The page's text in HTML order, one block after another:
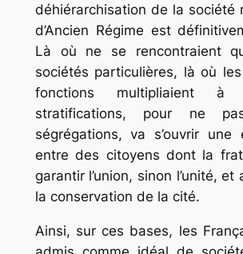
déhiérarchisation de la société
d’Ancien Régime est
Là où ne se rencontraient
sociétés particulières, là où
fonctions multipliaient à
stratifications, pour ne
ségrégations, va s’ouvrir une
entre des citoyens dont la
garantir l’union, sinon l’unité, et
la conservation de la cité.
Ainsi, sur ces bases, les